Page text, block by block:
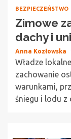
BEZPIECZEŃSTWO
Zimowe
dachy i
Anna Kozłowska
Władze
zachowanie
warunkami,
śniegu i lodu z